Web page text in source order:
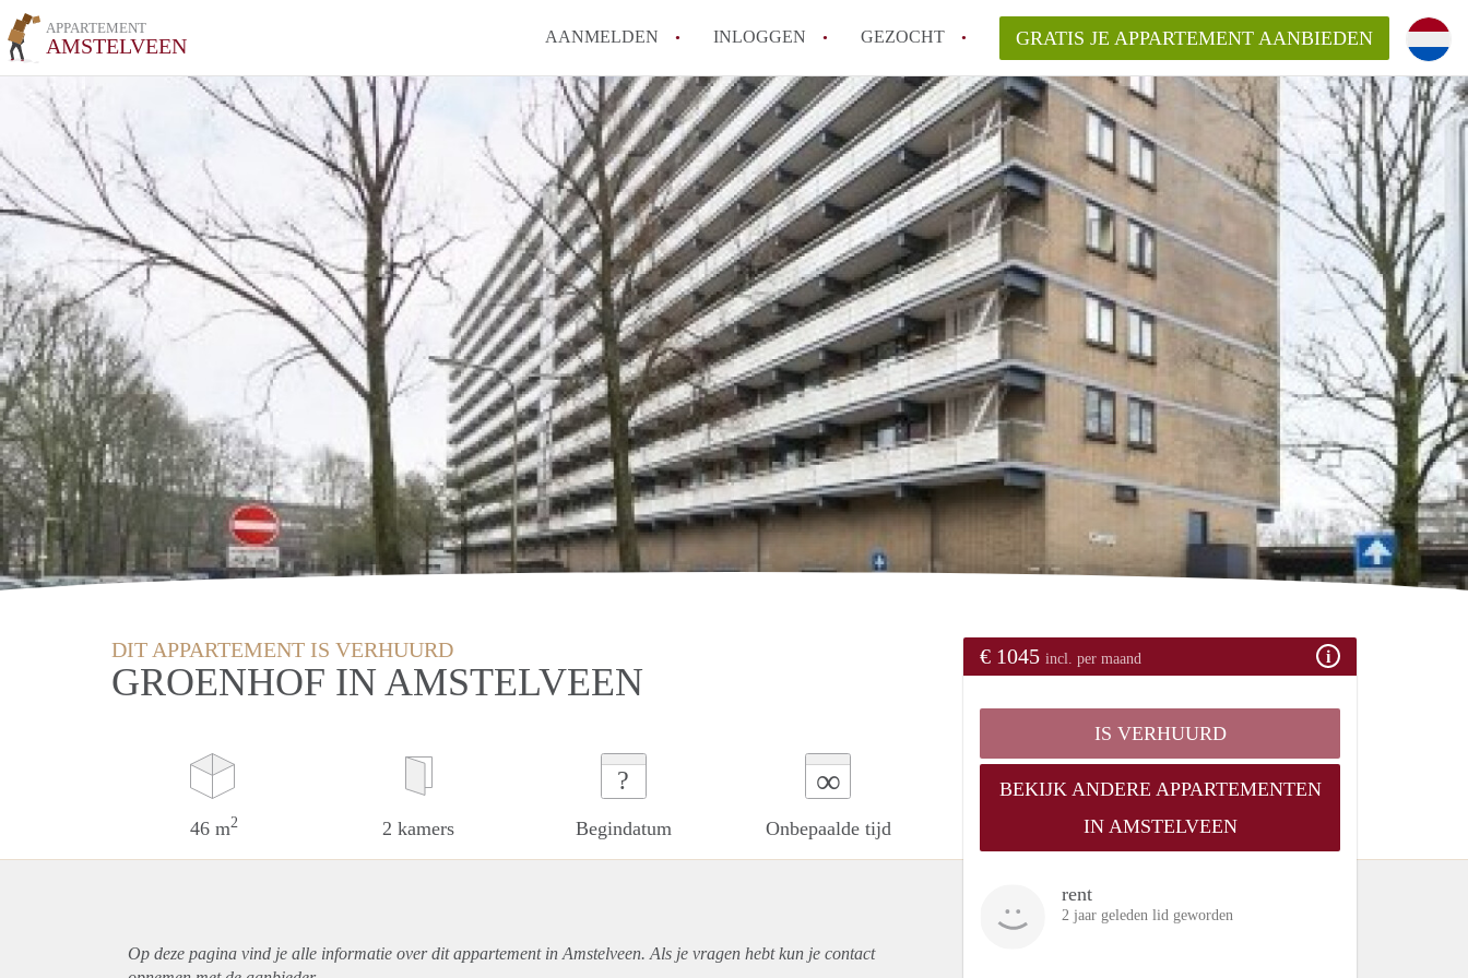
APPARTEMENT
AMSTELVEEN AANMELDEN INLOGGEN GEZOCHT GRATIS JE APPARTEMENT AANBIEDEN
DIT APPARTEMENT IS VERHUURD
GROENHOF IN AMSTELVEEN
46 m2 2 kamers
?
Begindatum
∞
Onbepaalde tijd
€ 1045 incl. per maand
IS VERHUURD
BEKIJK ANDERE APPARTEMENTEN
IN AMSTELVEEN
rent
2 jaar geleden lid geworden
Op deze pagina vind je alle informatie over ditappartementin Amstelveen. Als je vragen hebt kun je contact